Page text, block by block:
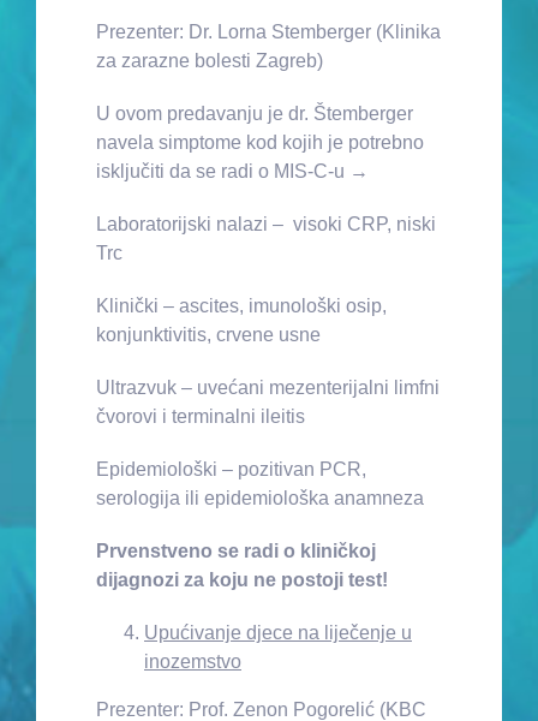
Prezenter: Dr. Lorna Stemberger (Klinika
za zarazne bolesti Zagreb)
U ovom predavanju je dr. Štemberger
navela simptome kod kojih je potrebno
isključiti da se radi o MIS-C-u →
Laboratorijski nalazi – visoki CRP, niski
Trc
Klinički – ascites, imunološki osip,
konjunktivitis, crvene usne
Ultrazvuk – uvećani mezenterijalni limfni
čvorovi i terminalni ileitis
Epidemiološki – pozitivan PCR,
serologija ili epidemiološka anamneza
Prvenstveno se radi o kliničkoj
dijagnozi za koju ne postoji test!
Upućivanje djece na liječenje u
inozemstvo
Prezenter: Prof. Zenon Pogorelić (KBC